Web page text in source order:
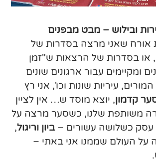
ובילוש – מבט מבפנים
אורח שאני מרצה בסדרות של
או בסדרות של הרצאות ש"זמן
ומקיימים עבור ארגונים שונים
עיריות שונות וכו', אני רץ
קדמון, יוצא מוסד ש… אין לציין
משותפת שלנו, כשסער מרצה על
עסק כשלושה עשורים –ביון וריגול,
על העולם שממנו אני באתי –
.